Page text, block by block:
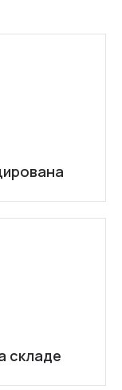
складе